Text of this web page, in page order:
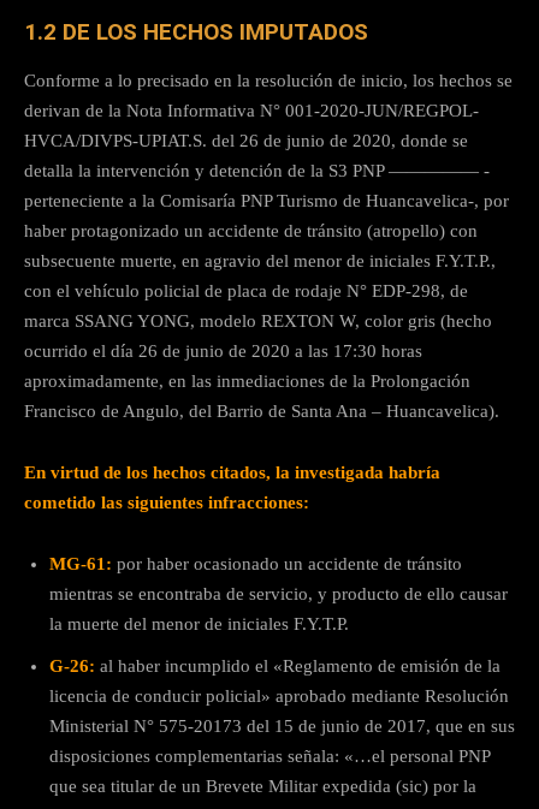
1.2 DE LOS HECHOS IMPUTADOS
Conforme a lo precisado en la resolución de inicio, los hechos se
derivan de la Nota Informativa N° 001-2020-JUN/REGPOL-
HVCA/DIVPS-UPIAT.S. del 26 de junio de 2020, donde se
detalla la intervención y detención de la S3 PNP ————— -
perteneciente a la Comisaría PNP Turismo de Huancavelica-, por
haber protagonizado un accidente de tránsito (atropello) con
subsecuente muerte, en agravio del menor de iniciales F.Y.T.P.,
con el vehículo policial de placa de rodaje N° EDP-298, de
marca SSANG YONG, modelo REXTON W, color gris (hecho
ocurrido el día 26 de junio de 2020 a las 17:30 horas
aproximadamente, en las inmediaciones de la Prolongación
Francisco de Angulo, del Barrio de Santa Ana – Huancavelica).
En virtud de los hechos citados, la investigada habría
cometido las siguientes infracciones:
MG-61: por haber ocasionado un accidente de tránsito
mientras se encontraba de servicio, y producto de ello causar
la muerte del menor de iniciales F.Y.T.P.
G-26: al haber incumplido el «Reglamento de emisión de la
licencia de conducir policial» aprobado mediante Resolución
Ministerial N° 575-20173 del 15 de junio de 2017, que en sus
disposiciones complementarias señala: «…el personal PNP
que sea titular de un Brevete Militar expedida (sic) por la